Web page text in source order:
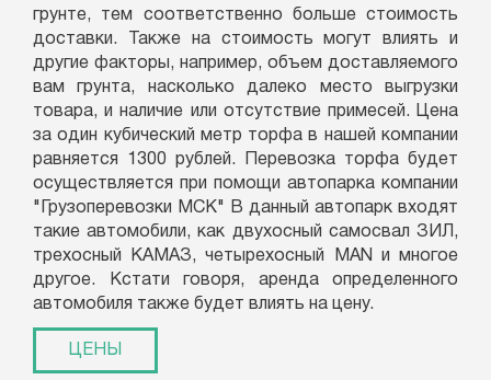
грунте, тем соответственно больше стоимость
доставки. Также на стоимость могут влиять и
другие факторы, например, объем доставляемого
вам грунта, насколько далеко место выгрузки
товара, и наличие или отсутствие примесей. Цена
за один кубический метр торфа в нашей компании
равняется 1300 рублей. Перевозка торфа будет
осуществляется при помощи автопарка компании
"Грузоперевозки МСК" В данный автопарк входят
такие автомобили, как двухосный самосвал ЗИЛ,
трехосный КАМАЗ, четырехосный MAN и многое
другое. Кстати говоря, аренда определенного
автомобиля также будет влиять на цену.
ЦЕНЫ